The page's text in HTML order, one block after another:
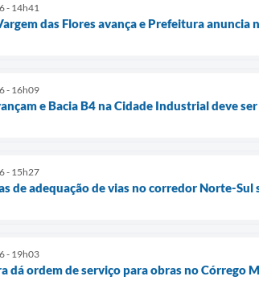
- 14h41
das Flores avança e Prefeitura
- 16h09
e Bacia B4 na Cidade Industrial deve
- 15h27
de adequação de vias no corredor Norte-Sul
- 19h03
dá ordem de serviço para obras no Córrego